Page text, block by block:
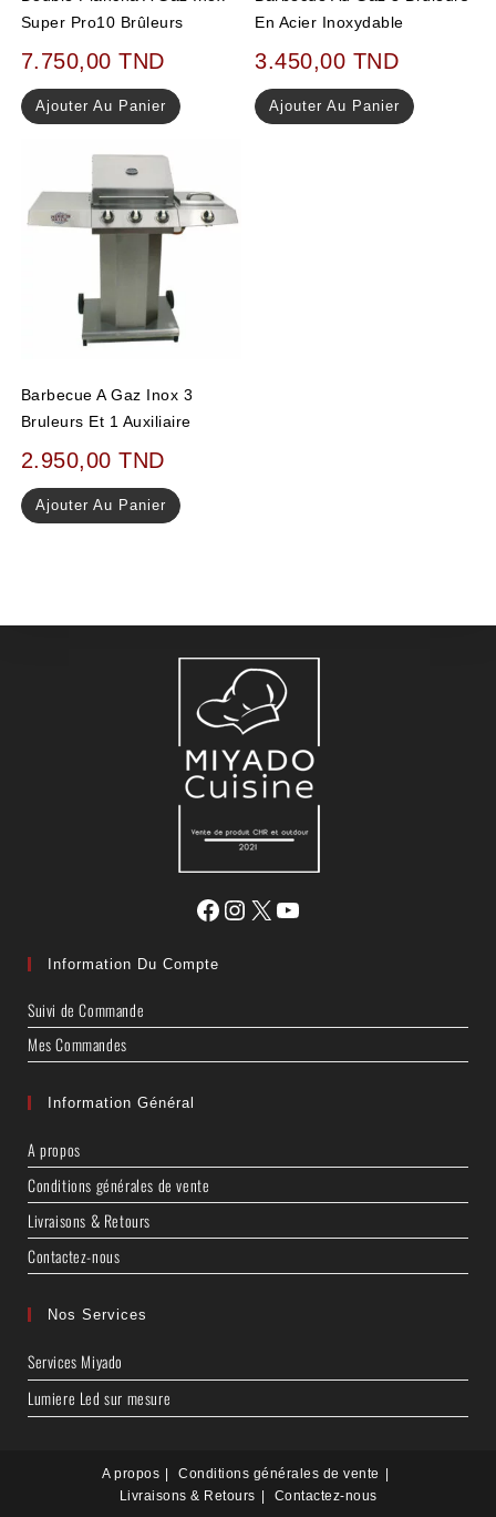
Super Pro10 Brûleurs
7.750,00TND
Ajouter Au Panier
En Acier Inoxydable
3.450,00 TND
Ajouter Au Panier
Barbecue A Gaz Inox 3
Bruleurs Et 1 Auxiliaire
2.950,00TND
Ajouter Au Panier
Information Du Compte
Suivi de Commande
Mes Commandes
Information Général
A propos
Conditions générales de vente
Livraisons & Retours
Contactez-nous
Nos Services
Services Miyado
Lumiere Led sur mesure
A propos
Conditions générales de vente
Livraisons & Retours
Contactez-nous